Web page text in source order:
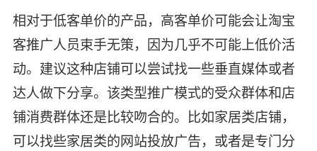
相对于低客单价的产品，高客单价可能会让淘宝
客推广人员束手无策，因为几乎不可能上低价活
动。建议这种店铺可以尝试找一些垂直媒体或者
达人做下分享。该类型推广模式的受众群体和店
铺消费群体还是比较吻合的。比如家居类店铺，
可以找些家居类的网站投放广告，或者是专门分